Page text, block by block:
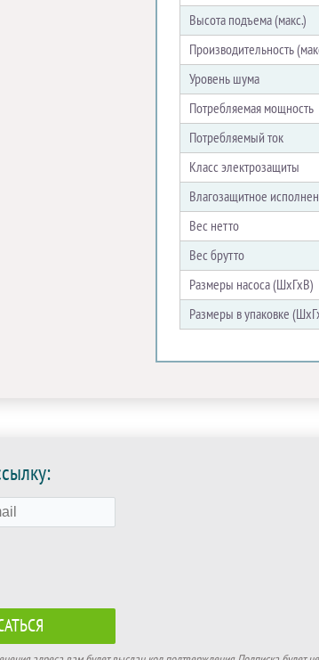
Высота подъема (макс.)
Производительность
Уровень шума
Потребляемая мощность
Потребляемый ток
Класс электрозащиты
Влагозащитное
Вес нетто
Вес брутто
Размеры насоса (ШхГхВ)
Размеры в упаковке